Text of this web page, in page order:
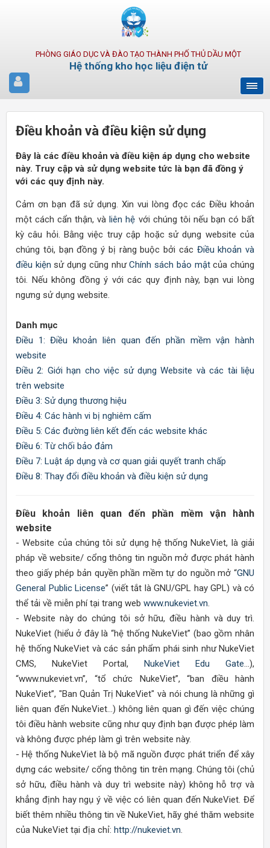
PHÒNG GIÁO DỤC VÀ ĐÀO TẠO THÀNH PHỐ THỦ DẦU MỘT
Hệ thống kho học liệu điện tử
Điều khoản và điều kiện sử dụng
Đây là các điều khoản và điều kiện áp dụng cho website
này. Truy cập và sử dụng website tức là bạn đã đồng ý
với các quy định này.
Cảm ơn bạn đã sử dụng. Xin vui lòng đọc các Điều khoản
một cách cẩn thận, vàliên hệ với chúng tôi nếu bạn có bất
kỳ câu hỏi. Bằng việc truy cập hoặc sử dụng website của
chúng tôi, bạn đồng ý bị ràng buộc bởi các Điều khoản và
điều kiện sử dụng cũng nhưChính sách bảo mậtcủa chúng
tôi. Nếu không đồng ý với các quy định này, bạn vui lòng
ngưng sử dụng website.
Danh mục
Điều 1: Điều khoản liên quan đến phần mềm vận hành
website
Điều 2: Giới hạn cho việc sử dụng Website và các tài liệu
trên website
Điều 3: Sử dụng thương hiệu
Điều 4: Các hành vi bị nghiêm cấm
Điều 5: Các đường liên kết đến các website khác
Điều 6: Từ chối bảo đảm
Điều 7: Luật áp dụng và cơ quan giải quyết tranh chấp
Điều 8: Thay đổi điều khoản và điều kiện sử dụng
Điều khoản liên quan đến phần mềm vận hành
website
- Website của chúng tôi sử dụng hệ thống NukeViet, là giải
pháp về website/ cổng thông tin nguồn mở được phát hành
theo giấy phép bản quyền phần mềm tự do nguồn mở “GNU
General Public License” (viết tắt là GNU/GPL hay GPL) và có
thể tải về miễn phí tại trang web www.nukeviet.vn.
- Website này do chúng tôi sở hữu, điều hành và duy trì.
NukeViet (hiểu ở đây là “hệ thống NukeViet” (bao gồm nhân
hệ thống NukeViet và các sản phẩm phái sinh như NukeViet
CMS, NukeViet Portal, NukeViet Edu Gate...),
“www.nukeviet.vn”, “tổ chức NukeViet”, “ban điều hành
NukeViet”, "Ban Quản Trị NukeViet" và nói chung là những gì
liên quan đến NukeViet...) không liên quan gì đến việc chúng
tôi điều hành website cũng như quy định bạn được phép làm
và không được phép làm gì trên website này.
- Hệ thống NukeViet là bộ mã nguồn được phát triển để xây
dựng các website/ cổng thông tin trên mạng. Chúng tôi (chủ
sở hữu, điều hành và duy trì website này) không hỗ trợ và
khẳng định hay ngụ ý về việc có liên quan đến NukeViet. Để
biết thêm nhiều thông tin về NukeViet, hãy ghé thăm website
của NukeViet tại địa chỉ: http://nukeviet.vn.